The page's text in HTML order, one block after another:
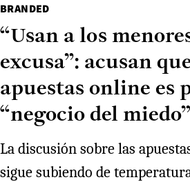
BRANDED
“Usan a los
excusa”: acusan
apuestas online es
“negocio del miedo”
La discusión sobre las
sigue subiendo de